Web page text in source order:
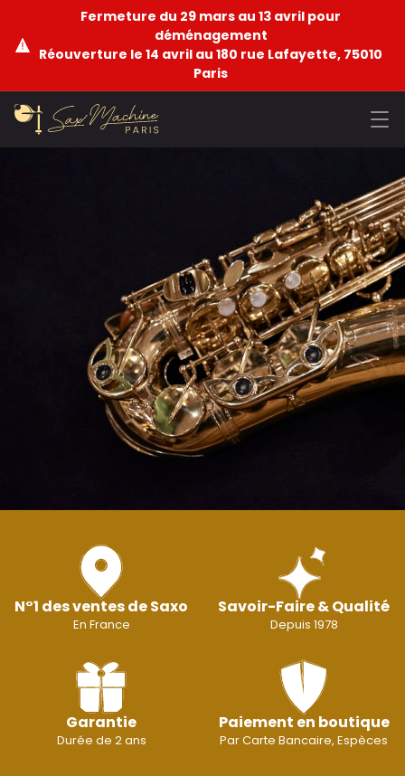
Fermeture du 29 mars au 13 avril pour
déménagement
Réouverture le 14 avril au 180 rue Lafayette, 75010
Paris
N°1 des ventes de Saxo
En France
Savoir-Faire & Qualité
Depuis 1978
Garantie
Durée de 2 ans
Paiement en boutique
Par Carte Bancaire, Espèces